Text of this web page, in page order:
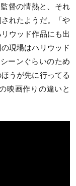
督の情熱と、それ
れたようだ。「や
ウッド作品にも出
現場はハリウッド
ーンぐらいのため
うが先に行ってる
映画作りの違いと